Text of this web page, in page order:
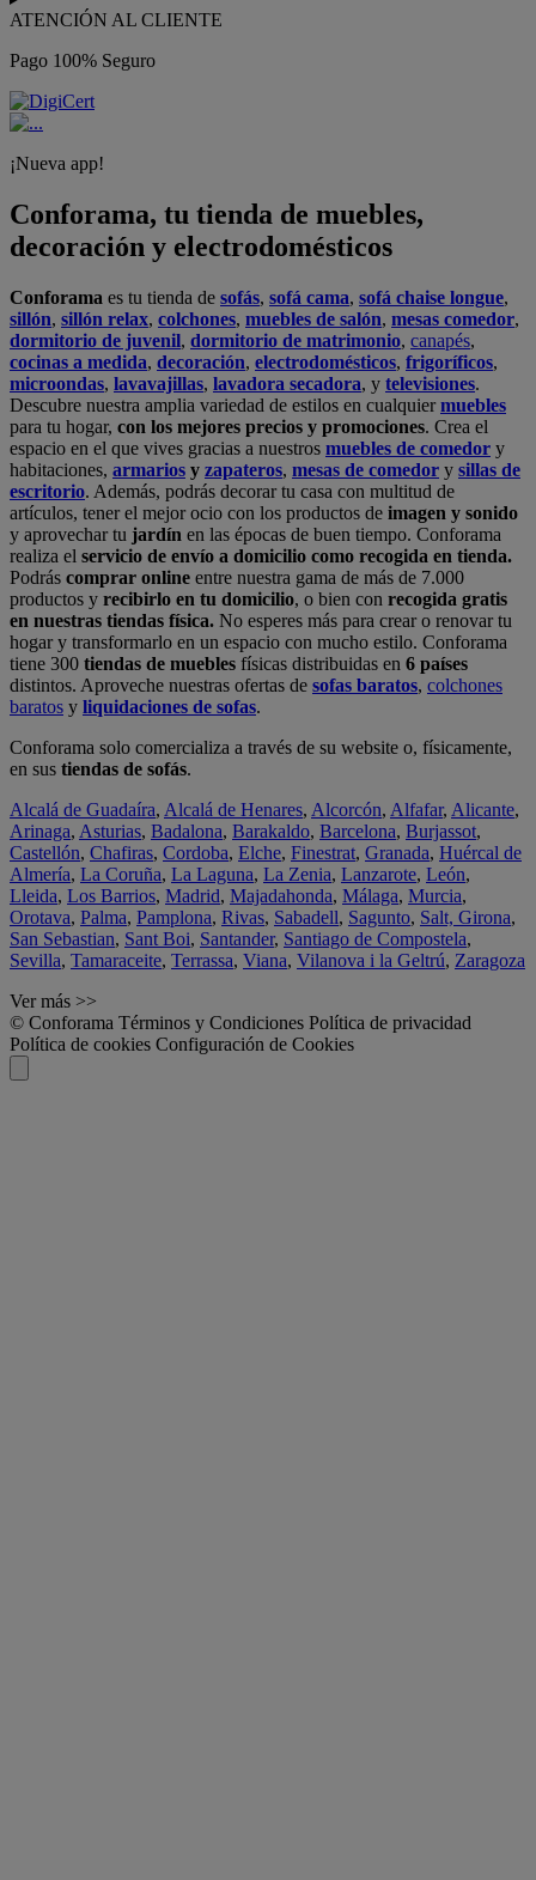
ATENCIÓN AL CLIENTE
Pago 100% Seguro
¡Nueva app!
Conforama, tu tienda de muebles,
decoración y electrodomésticos
Conforama es tu tienda de sofás, sofá cama, sofá chaise longue,
sillón, sillón relax, colchones, muebles de salón, mesas comedor,
dormitorio de juvenil, dormitorio de matrimonio, canapés,
cocinas a medida, decoración, electrodomésticos, frigoríficos,
microondas, lavavajillas, lavadora secadora, y televisiones.
Descubre nuestra amplia variedad de estilos en cualquiermuebles
para tu hogar, con los mejores precios y promociones. Crea el
espacio en el que vives gracias a nuestros muebles de comedor y
habitaciones, armarios y zapateros, mesas de comedor y sillas de
escritorio. Además, podrás decorar tu casa con multitud de
artículos, tener el mejor ocio con los productos de imagen y sonido
y aprovechar tu jardín en las épocas de buen tiempo. Conforama
realiza el servicio de envío a domicilio como recogida en tienda.
Podrás comprar online entre nuestra gama de más de 7.000
productos y recibirlo en tu domicilio, o bien con recogida gratis
en nuestras tiendas física. No esperes más para crear o renovar tu
hogar y transformarlo en un espacio con mucho estilo. Conforama
tiene 300 tiendas de muebles físicas distribuidas en 6 países
distintos. Aproveche nuestras ofertas de sofas baratos, colchones
baratos y liquidaciones de sofas.
Conforama solo comercializa a través de su website o, físicamente,
en sus tiendas de sofás.
Alcalá de Guadaíra, Alcalá de Henares, Alcorcón, Alfafar, Alicante,
Arinaga, Asturias, Badalona, Barakaldo, Barcelona, Burjassot,
Castellón, Chafiras, Cordoba, Elche, Finestrat, Granada, Huércal de
Almería, La Coruña, La Laguna, La Zenia, Lanzarote, León,
Lleida, Los Barrios, Madrid, Majadahonda, Málaga, Murcia,
Orotava, Palma, Pamplona, Rivas, Sabadell, Sagunto, Salt, Girona,
San Sebastian, Sant Boi, Santander, Santiago de Compostela,
Sevilla, Tamaraceite, Terrassa, Viana, Vilanova i la Geltrú, Zaragoza
Ver más >>
© Conforama Términos y Condiciones Política de privacidad
Política de cookies Configuración de Cookies